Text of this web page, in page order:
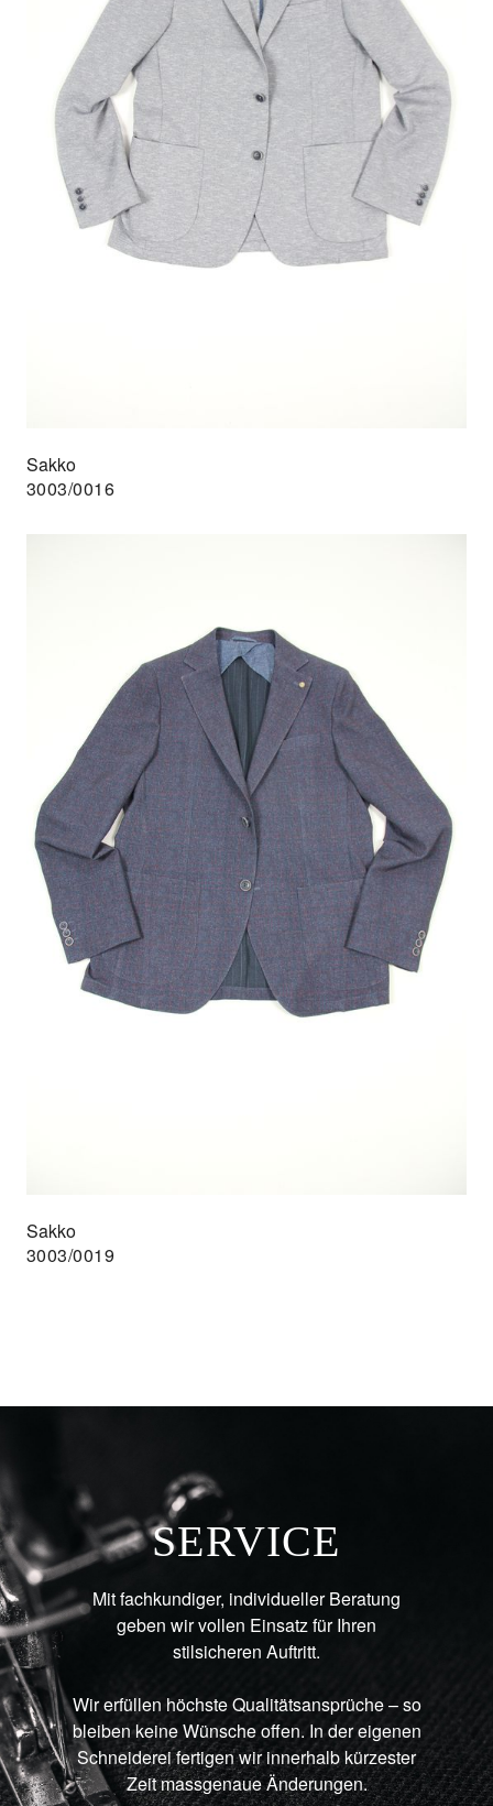
Sakko
3003/0016
Sakko
3003/0019
SERVICE
Mit fachkundiger, individueller Beratung
geben wir vollen Einsatz für Ihren
stilsicheren Auftritt.
Wir erfüllen höchste Qualitätsansprüche – so
bleiben keine Wünsche offen. In der eigenen
Schneiderei fertigen wir innerhalb kürzester
Zeit massgenaue Änderungen.